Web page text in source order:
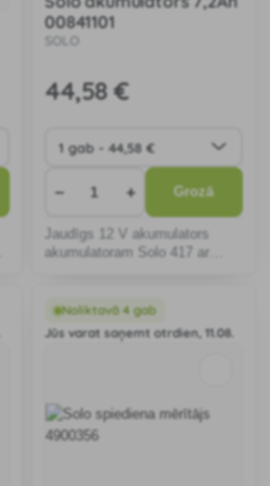
00841101
SOLO
44,58 €
− + Grozā
Jaudīgs 12 V akumulators
akumulatoram Solo 417 ar
Noliktavā 4 gab
Jūs varat saņemt otrdien, 11.08.